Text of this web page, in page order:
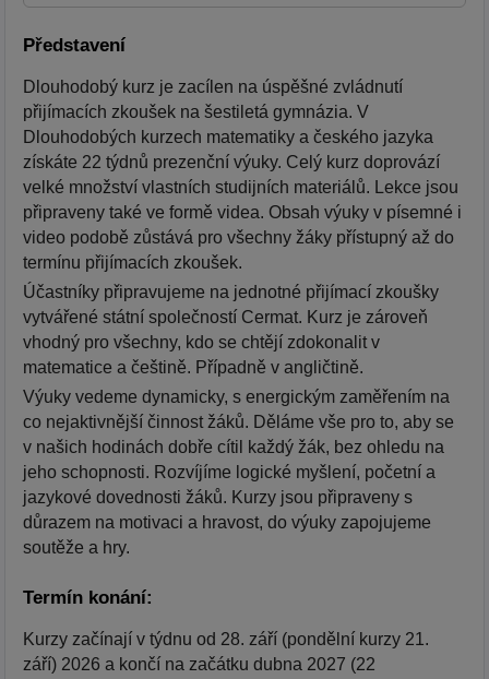
Představení
Dlouhodobý kurz je zacílen na úspěšné zvládnutí
přijímacích zkoušek na šestiletá gymnázia. V
Dlouhodobých kurzech matematiky a českého jazyka
získáte 22 týdnů prezenční výuky. Celý kurz doprovází
velké množství vlastních studijních materiálů. Lekce jsou
připraveny také ve formě videa. Obsah výuky v písemné i
video podobě zůstává pro všechny žáky přístupný až do
termínu přijímacích zkoušek.
Účastníky připravujeme na jednotné přijímací zkoušky
vytvářené státní společností Cermat. Kurz je zároveň
vhodný pro všechny, kdo se chtějí zdokonalit v
matematice a češtině. Případně v angličtině.
Výuky vedeme dynamicky, s energickým zaměřením na
co nejaktivnější činnost žáků. Děláme vše pro to, aby se
v našich hodinách dobře cítil každý žák, bez ohledu na
jeho schopnosti. Rozvíjíme logické myšlení, početní a
jazykové dovednosti žáků. Kurzy jsou připraveny s
důrazem na motivaci a hravost, do výuky zapojujeme
soutěže a hry.
Termín konání:
Kurzy začínají v týdnu od 28. září (pondělní kurzy 21.
září) 2026 a končí na začátku dubna 2027 (22